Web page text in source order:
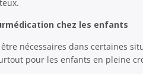
chez les enfants
nécessaires dans certaines
pour les enfants en pleine